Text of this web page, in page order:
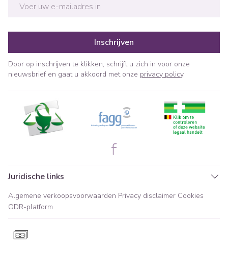
Inschrijven
Door op inschrijven te klikken, schrijft u zich in voor onze
nieuwsbrief en gaat u akkoord met onze privacy policy.
Juridische links
Algemene verkoopsvoorwaarden Privacy disclaimer Cookies
ODR-platform